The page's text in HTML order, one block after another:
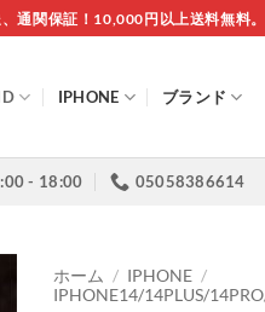
通関保証！10,000円以上送料無料。
IPHONE ブランド
- 18:00 05058386614
ホーム / IPHONE /
IPHONE14/14PLUS/